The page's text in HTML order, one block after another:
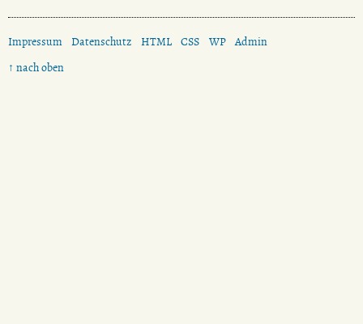
Impressum Datenschutz HTML CSS WP Admin
↑ nach oben